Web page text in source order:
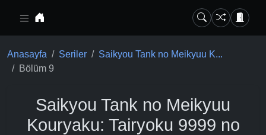
Anasayfa Seriler
Saikyou Tank no Meikyuu K...
Bölüm 9
Saikyou Tank no Meikyuu
Kouryaku: Tairyoku 9999 no